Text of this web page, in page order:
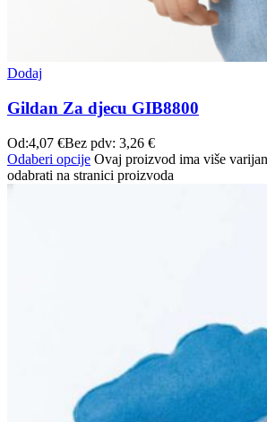
Dodaj
Gildan Za djecu GIB8800
Od:4,07 €Bez pdv: 3,26 €
Odaberi opcije Ovaj proizvod ima više
odabrati na stranici proizvoda